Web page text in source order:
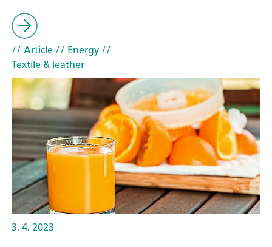
// Article// Energy//
Textile & leather
3. 4. 2023